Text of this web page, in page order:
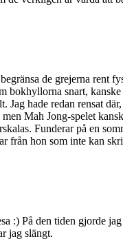
de grejerna rent
snart,
hade redan rensat
Mah Jong-spelet
Funderar på en
från hon som inte kan
:) På den tiden gjorde
jag slängt.